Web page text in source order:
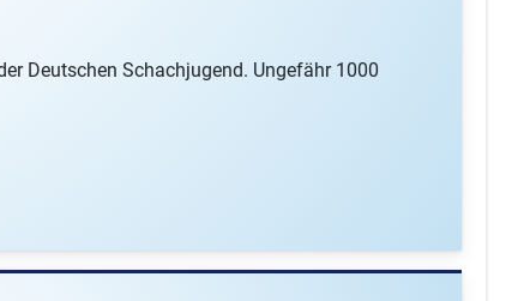
Deutschen Schachjugend. Ungefähr 1000